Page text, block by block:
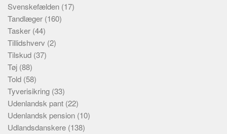
Svenskefælden (17)
Tandlæger (160)
Tasker (44)
Tillidshverv (2)
Tilskud (37)
Tøj (88)
Told (58)
Tyverisikring (33)
Udenlandsk pant (22)
Udenlandsk pension (10)
Udlandsdanskere (138)